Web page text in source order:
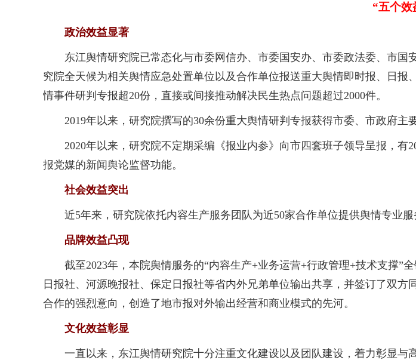
“五个效
政治效益显著
东江舆情研究院已常态化与市委网信办、市委国安办、市委政法委、市国
究院全天候为相关舆情应急处置单位以及合作单位报送重大舆情即时报、日
情事件研判专报超20份，直接或间接推动解决民生热点问题超过2000件。
2019年以来，研究院撰写的30余份重大舆情研判专报获得市委、市政府主要
2020年以来，研究院不定期采编《报业内参》向市四套班子领导呈报，有
报党媒的新闻舆论监督功能。
社会效益突出
近5年来，研究院依托内容生产服务团队为近50家合作单位提供舆情专业服
品牌效益凸现
截至2023年，本院舆情服务的“内容生产+业务运营+行政管理+技术支撑”
日报社、河源晚报社、保定日报社等省内外兄弟单位输出共享，并签订了双
合作的强烈意向，创造了地市报对外输出经营和商业模式的先河。
文化效益彰显
一直以来，东江舆情研究院十分注重文化建设以及团队建设，着力彰显与